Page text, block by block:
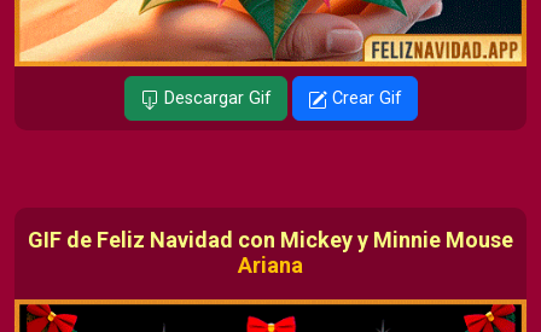
Descargar Gif Crear Gif
GIF de Feliz Navidad con Mickey y Minnie Mouse
Ariana